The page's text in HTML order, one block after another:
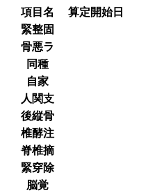
項目名
算定開始日
緊整固
骨悪ラ
同種
自家
人関支
後縦骨
椎酵注
脊椎摘
緊穿除
脳覚